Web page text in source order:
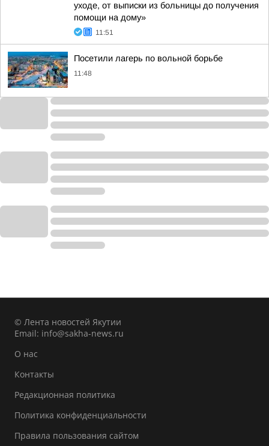
уходе, от выписки из больницы до получения
помощи на дому»
11:51
Посетили лагерь по вольной борьбе
11:48
© Лента новостей Якутии
Email: info@sakha-news.ru
О нас
Контакты
Редакционная политика
Политика конфиденциальности
Правила пользования сайтом